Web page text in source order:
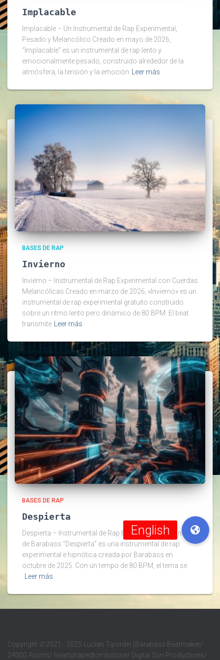
Implacable
Implacable – Un Instrumental de Rap Experimental,
Pesado y Melancólico Creado en mayo de 2026,
“Implacable” es un instrumental de rap lento y
emocionalmente pesado, construido alrededor de la
atmósfera, la tensión y la emoción
Leer más
BASES DE RAP
Invierno
Invierno – Instrumental de Rap Experimental con Cuerdas
Melancólicas Creado en marzo de 2026, «Invierno» es un
instrumental de rap experimental gratuito construido
sobre un ritmo lento pero dinámico de 80 BPM. El beat
transmite Leer más
BASES DE RAP
Despierta
Despierta – Instrumental de Rap Experimental e Hipnótica
de Barabass “Despierta” es una instrumental de rap
experimental e hipnótica creada por Barabass en
octubre de 2025. Con un tempo de 80 BPM, el tema se
Leer más
Copyright ©2021 - 2025 Lucian Tipordei (Barabass Beatmaker/
24000 Atoms/ heartshapedtombstone/ Digital Sun Productions/